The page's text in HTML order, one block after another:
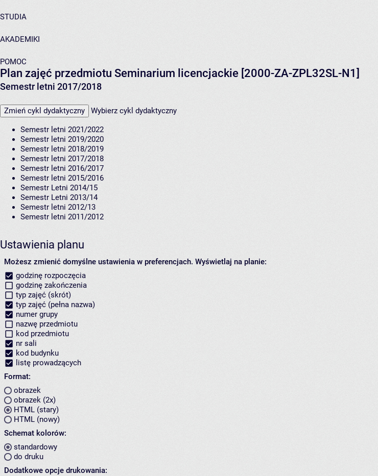
STUDIA
AKADEMIKI
POMOC
Plan zajęć przedmiotu Seminarium licencjackie [2000-ZA-ZPL32SL-N1]
Semestr letni 2017/2018
Zmień cykl dydaktyczny Wybierz cykl dydaktyczny
Semestr letni 2021/2022
Semestr letni 2019/2020
Semestr letni 2018/2019
Semestr letni 2017/2018
Semestr letni 2016/2017
Semestr letni 2015/2016
Semestr Letni 2014/15
Semestr Letni 2013/14
Semestr letni 2012/13
Semestr letni 2011/2012
Ustawienia planu
Możesz zmienić domyślne ustawienia w preferencjach. Wyświetlaj na planie:
godzinę rozpoczęcia
godzinę zakończenia
typ zajęć (skrót)
typ zajęć (pełna nazwa)
numer grupy
nazwę przedmiotu
kod przedmiotu
nr sali
kod budynku
listę prowadzących
Format:
obrazek
obrazek (2x)
HTML (stary)
HTML (nowy)
Schemat kolorów:
standardowy
do druku
Dodatkowe opcje drukowania: